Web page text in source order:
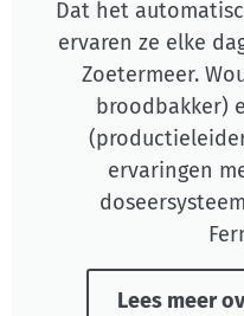
Dat het
ervaren ze elke
Zoetermeer.
broodbakker)
ervaringen
Lees meer